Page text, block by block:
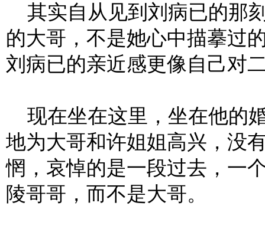
其实自从见到刘病已的那
的大哥，不是她心中描摹过
刘病已的亲近感更像自己对
现在坐在这里，坐在他的
地为大哥和许姐姐高兴，没
惘，哀悼的是一段过去，一
陵哥哥，而不是大哥。